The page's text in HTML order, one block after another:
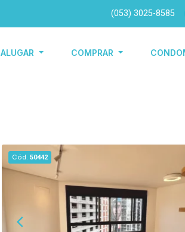
(053) 3025-8585
ALUGAR COMPRAR
Cód. 50442